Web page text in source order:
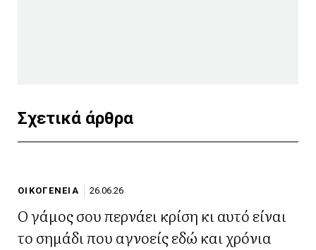
Σχετικά άρθρα
ΟΙΚΟΓΕΝΕΙΑ 26.06.26
Ο γάμος σου περνάει κρίση κι αυτό είναι
το σημάδι που αγνοείς εδώ και χρόνια